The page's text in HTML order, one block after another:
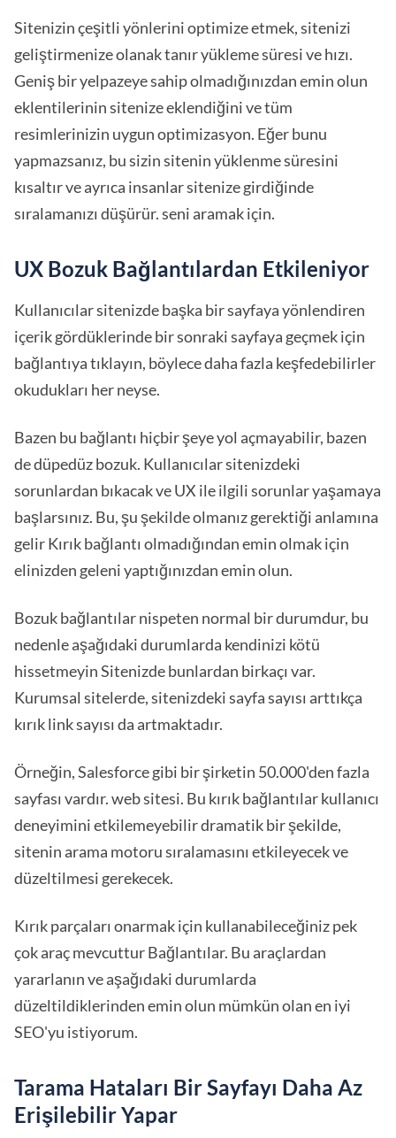
Sitenizin çeşitli yönlerini optimize etmek, sitenizi
geliştirmenize olanak tanır yükleme süresi ve hızı.
Geniş bir yelpazeye sahip olmadığınızdan emin olun
eklentilerinin sitenize eklendiğini ve tüm
resimlerinizin uygun optimizasyon. Eğer bunu
yapmazsanız, bu sizin sitenin yüklenme süresini
kısaltır ve ayrıca insanlar sitenize girdiğinde
sıralamanızı düşürür. seni aramak için.
UX Bozuk Bağlantılardan Etkileniyor
Kullanıcılar sitenizde başka bir sayfaya yönlendiren
içerik gördüklerinde bir sonraki sayfaya geçmek için
bağlantıya tıklayın, böylece daha fazla keşfedebilirler
okudukları her neyse.
Bazen bu bağlantı hiçbir şeye yol açmayabilir, bazen
de düpedüz bozuk. Kullanıcılar sitenizdeki
sorunlardan bıkacak ve UX ile ilgili sorunlar yaşamaya
başlarsınız. Bu, şu şekilde olmanız gerektiği anlamına
gelir Kırık bağlantı olmadığından emin olmak için
elinizden geleni yaptığınızdan emin olun.
Bozuk bağlantılar nispeten normal bir durumdur, bu
nedenle aşağıdaki durumlarda kendinizi kötü
hissetmeyin Sitenizde bunlardan birkaçı var.
Kurumsal sitelerde, sitenizdeki sayfa sayısı arttıkça
kırık link sayısı da artmaktadır.
Örneğin, Salesforce gibi bir şirketin 50.000'den fazla
sayfası vardır. web sitesi. Bu kırık bağlantılar kullanıcı
deneyimini etkilemeyebilir dramatik bir şekilde,
sitenin arama motoru sıralamasını etkileyecek ve
düzeltilmesi gerekecek.
Kırık parçaları onarmak için kullanabileceğiniz pek
çok araç mevcuttur Bağlantılar. Bu araçlardan
yararlanın ve aşağıdaki durumlarda
düzeltildiklerinden emin olun mümkün olan en iyi
SEO'yu istiyorum.
Tarama Hataları Bir Sayfayı Daha Az
Erişilebilir Yapar